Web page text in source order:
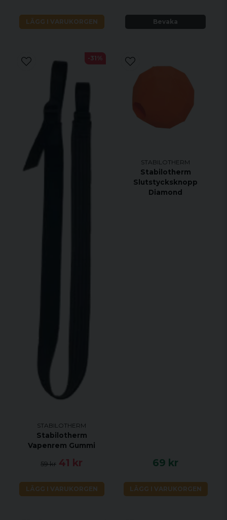
LÄGG I VARUKORGEN Bevaka
STABILOTHERM
Stabilotherm
Vapenrem Gummi
59 kr 41 kr
LÄGG I VARUKORGEN
-31%
STABILOTHERM
Stabilotherm
Slutstycksknopp
Diamond
69 kr
LÄGG I VARUKORGEN